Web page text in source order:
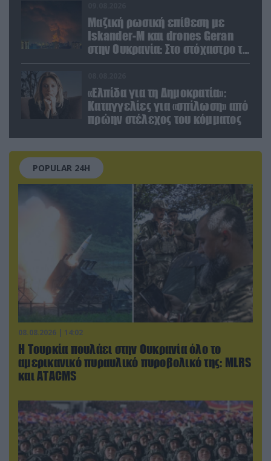
Μαζική ρωσική επίθεση με
Iskander-M και drones Geran
στην Ουκρανία: Στο στόχαστρο το
εργοστάσιο των Flamingo
«Ελπίδα για τη Δημοκρατία»:
Καταγγελίες για «σπίλωση» από
πρώην στέλεχος του κόμματος
POPULAR 24H
08.08.2026 | 14:02
Η Τουρκία πουλάει στην Ουκρανία όλο το
αμερικανικό πυραυλικό πυροβολικό της: MLRS
και ΑΤΑCMS